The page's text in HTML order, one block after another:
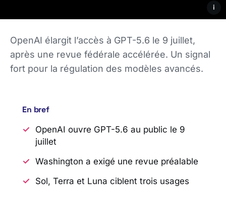
i
OpenAI élargit l’accès à GPT-5.6 le 9 juillet,
après une revue fédérale accélérée. Un signal
fort pour la régulation des modèles avancés.
En bref
OpenAI ouvre GPT-5.6 au public le 9
juillet
Washington a exigé une revue préalable
Sol, Terra et Luna ciblent trois usages